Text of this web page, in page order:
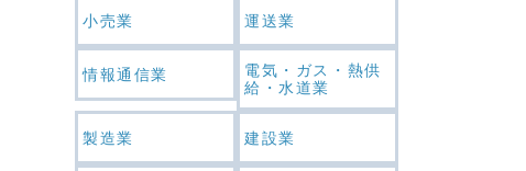
小売業 運送業
情報通信業
電気・ガス・熱供
給・水道業
製造業 建設業